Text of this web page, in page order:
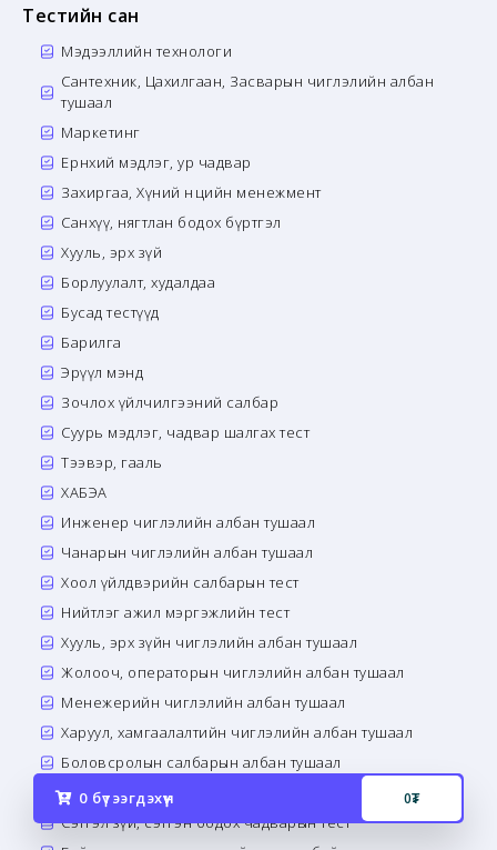
Тестийн сан
Мэдээллийн технологи
Сантехник, Цахилгаан, Засварын чиглэлийн албан
тушаал
Маркетинг
Ерөнхий мэдлэг, ур чадвар
Захиргаа, Хүний нөөцийн менежмент
Санхүү, нягтлан бодох бүртгэл
Хууль, эрх зүй
Борлуулалт, худалдаа
Бусад тестүүд
Барилга
Эрүүл мэнд
Зочлох үйлчилгээний салбар
Суурь мэдлэг, чадвар шалгах тест
Тээвэр, гааль
ХАБЭА
Инженер чиглэлийн албан тушаал
Чанарын чиглэлийн албан тушаал
Хоол үйлдвэрийн салбарын тест
Нийтлэг ажил мэргэжлийн тест
Хууль, эрх зүйн чиглэлийн албан тушаал
Жолооч, операторын чиглэлийн албан тушаал
Менежерийн чиглэлийн албан тушаал
Харуул, хамгаалалтийн чиглэлийн албан тушаал
Боловсролын салбарын албан тушаал
Банк санхүүгийн салбарын албан тушаал
Сэтгэл зүй, сэтгэн бодох чадварын тест
0 бүтээгдэхүүн 0₮